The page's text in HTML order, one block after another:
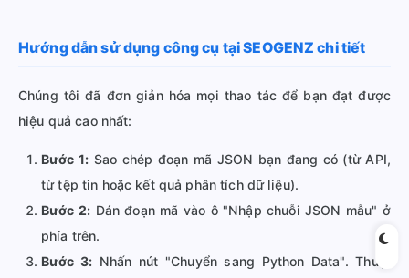
Hướng dẫn sử dụng công cụ tại SEOGENZ chi tiết
Chúng tôi đã đơn giản hóa mọi thao tác để bạn đạt được
hiệu quả cao nhất:
Bước 1: Sao chép đoạn mã JSON bạn đang có (từ API,
từ tệp tin hoặc kết quả phân tích dữ liệu).
Bước 2: Dán đoạn mã vào ô "Nhập chuỗi JSON mẫu" ở
phía trên.
Bước 3: Nhấn nút "Chuyển sang Python Data". Thuật